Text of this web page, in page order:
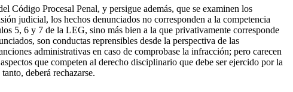
Código Procesal Penal, y persigue además, que se examinen los
judicial, los hechos denunciados no corresponden a la competencia
5, 6 y 7 de la LEG, sino más bien a la que privativamente corresponde
son conductas reprensibles desde la perspectiva de las
administrativas en caso de comprobase la infracción; pero carecen
que competen al derecho disciplinario que debe ser ejercido por la
deberá rechazarse.